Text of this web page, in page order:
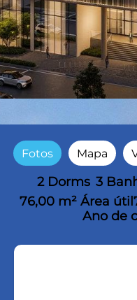
Fotos Mapa
2 Dorms 3
76,00 m² Área útil
Ano de